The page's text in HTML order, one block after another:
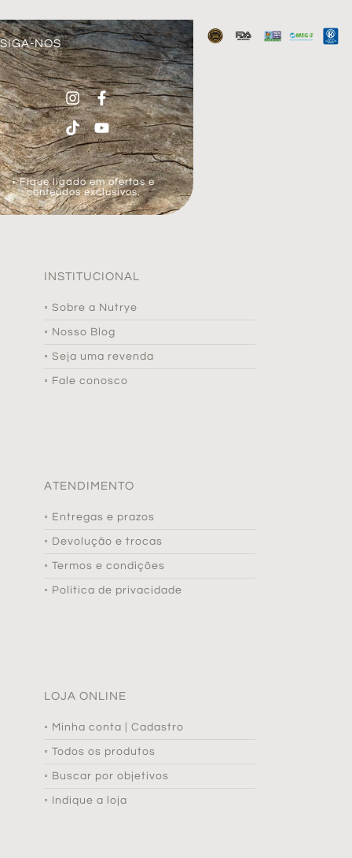
SIGA-NOS
◦ Fique ligado em ofertas e
conteúdos exclusivos.
INSTITUCIONAL
◦ Sobre a Nutrye
◦ Nosso Blog
◦ Seja uma revenda
◦ Fale conosco
ATENDIMENTO
◦ Entregas e prazos
◦ Devolução e trocas
◦ Termos e condições
◦ Política de privacidade
LOJA ONLINE
◦ Minha conta | Cadastro
◦ Todos os produtos
◦ Buscar por objetivos
◦ Indique a loja